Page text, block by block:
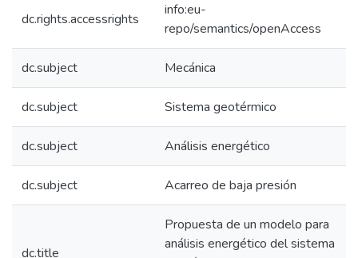
dc.rights.accessrights
info:eu-
repo/semantics/openAccess
dc.subject Mecánica
dc.subject Sistema geotérmico
dc.subject Análisis energético
dc.subject Acarreo de baja presión
dc.title
Propuesta de un modelo para
análisis energético del sistema